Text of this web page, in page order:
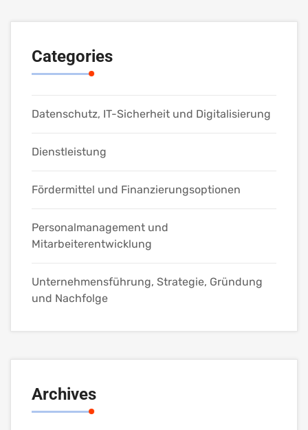
Categories
Datenschutz, IT-Sicherheit und Digitalisierung
Dienstleistung
Fördermittel und Finanzierungsoptionen
Personalmanagement und
Mitarbeiterentwicklung
Unternehmensführung, Strategie, Gründung
und Nachfolge
Archives